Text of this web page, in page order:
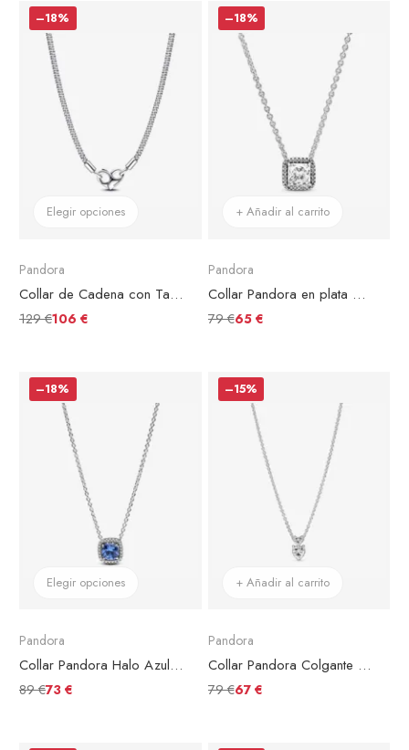
–18%
Elegir opciones
Pandora
Collar de Cadena con Tachuelas Pandora Moments
129 €106 €
–18%
+ Añadir al carrito
Pandora
Collar Pandora en plata de ley Elegancia Atemporal
79 €65 €
–18%
Elegir opciones
Pandora
Collar Pandora Halo Azul Cuadrado Brillante
89 €73 €
–15%
+ Añadir al carrito
Pandora
Collar Pandora Colgante Doble Corazón Brillante
79 €67 €